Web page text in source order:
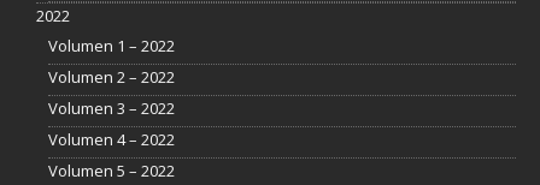
2022
Volumen 1 – 2022
Volumen 2 – 2022
Volumen 3 – 2022
Volumen 4 – 2022
Volumen 5 – 2022